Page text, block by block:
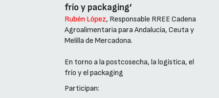
frío y packaging’
Rubén López, Responsable RREE Cadena
Agroalimentaria para Andalucía, Ceuta y
Melilla de Mercadona.
En torno a la postcosecha, la logística, el
frío y el packaging
Participan: